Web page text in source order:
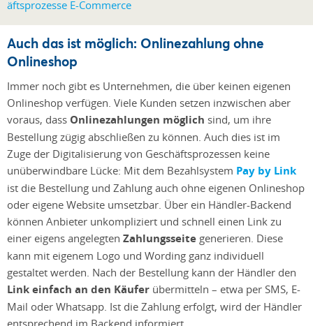
Auch das ist möglich: Onlinezahlung ohne
Onlineshop
Immer noch gibt es Unternehmen, die über keinen eigenen
Onlineshop verfügen. Viele Kunden setzen inzwischen aber
voraus, dass Onlinezahlungen möglich sind, um ihre
Bestellung zügig abschließen zu können. Auch dies ist im
Zuge der Digitalisierung von Geschäftsprozessen keine
unüberwindbare Lücke: Mit dem Bezahlsystem Pay by Link
ist die Bestellung und Zahlung auch ohne eigenen Onlineshop
oder eigene Website umsetzbar. Über ein Händler-Backend
können Anbieter unkompliziert und schnell einen Link zu
einer eigens angelegten Zahlungsseite generieren. Diese
kann mit eigenem Logo und Wording ganz individuell
gestaltet werden. Nach der Bestellung kann der Händler den
Link einfach an den Käufer übermitteln – etwa per SMS, E-
Mail oder Whatsapp. Ist die Zahlung erfolgt, wird der Händler